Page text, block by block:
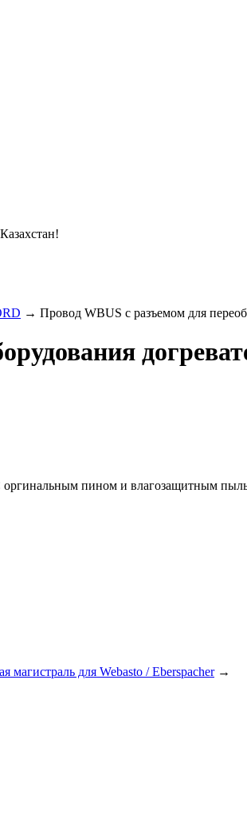
→ Провод WBUS с разъемом для
пином и влагозащитным
магистраль для Webasto / Eberspacher→